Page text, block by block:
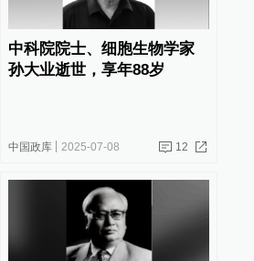
中科院院士、细胞生物学家
孙大业逝世，享年88岁
中国政库 2025-07-08 12